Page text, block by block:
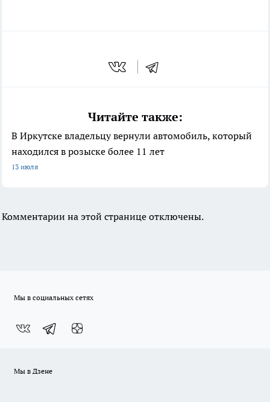
Читайте также:
В Иркутске владельцу вернули автомобиль, который
находился в розыске более 11 лет
13 июля
Комментарии на этой странице отключены.
Мы в социальных сетях
Мы в Дзене